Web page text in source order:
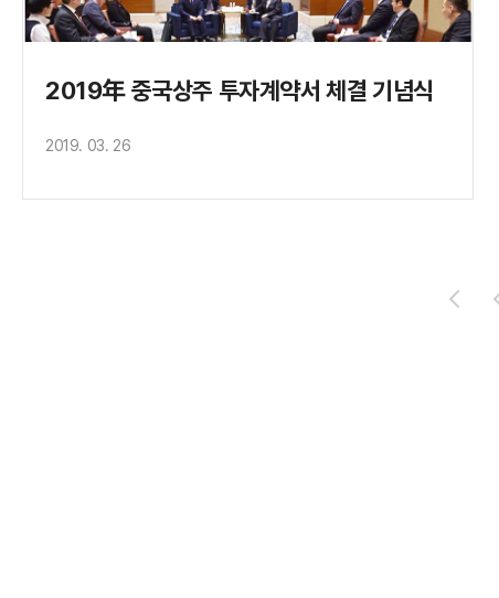
2019年 중국상주 투자계약서 체결 기념식
2019. 03. 26